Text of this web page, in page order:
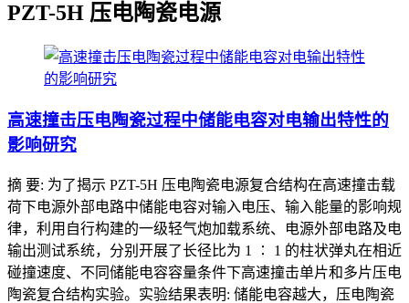
PZT-5H 压电陶瓷电源
高速撞击压电陶瓷过程中储能电容对电输出特性的
影响研究
摘 要: 为了揭示 PZT-5H 压电陶瓷电源复合结构在高速撞击载
荷下电源外部电路中储能电容对输入电压、输入能量的影响规
律，利用自行构建的一级轻气炮加载系统、电源外部电路及电
输出测试系统，分别开展了长径比为 1 ∶ 1 的柱状弹丸在相近
碰撞速度、不同储能电容容量条件下高速撞击单片和多片压电
陶瓷复合结构实验。实验结果表明: 储能电容越大，压电陶瓷